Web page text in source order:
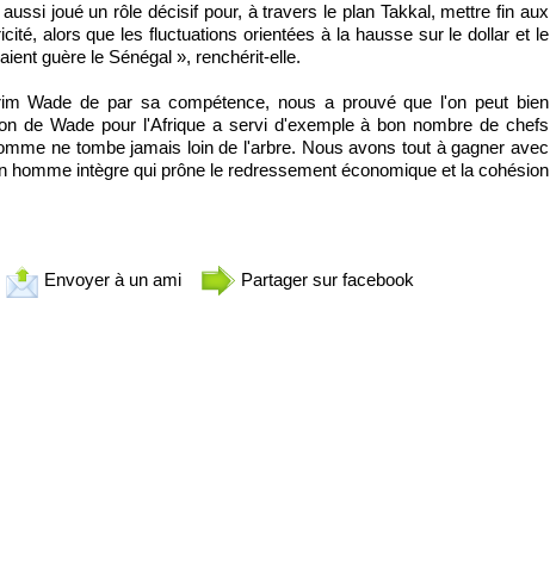
joué un rôle décisif pour, à travers le plan Takkal, mettre fin aux
alors que les fluctuations orientées à la hausse sur le dollar et le
guère le Sénégal », renchérit-elle.
Wade de par sa compétence, nous a prouvé que l'on peut bien
de Wade pour l'Afrique a servi d'exemple à bon nombre de chefs
ne tombe jamais loin de l'arbre. Nous avons tout à gagner avec
homme intègre qui prône le redressement économique et la cohésion
Envoyer à un ami Partager sur facebook